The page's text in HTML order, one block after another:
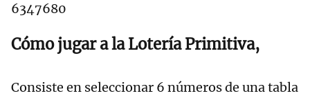
6347680
Cómo jugar a la Lotería Primitiva,
Consiste en seleccionar 6 números de una tabla